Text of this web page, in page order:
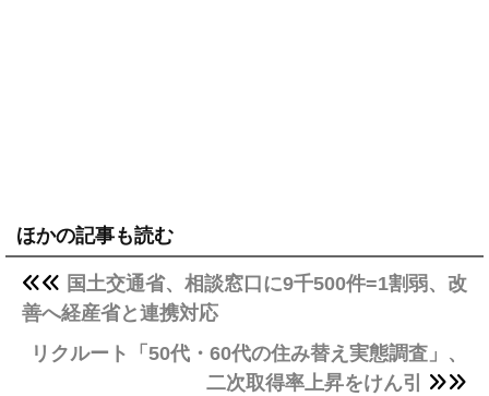
ほかの記事も読む
国土交通省、相談窓口に9千500件=1割弱、改
善へ経産省と連携対応
リクルート「50代・60代の住み替え実態調査」、
二次取得率上昇をけん引